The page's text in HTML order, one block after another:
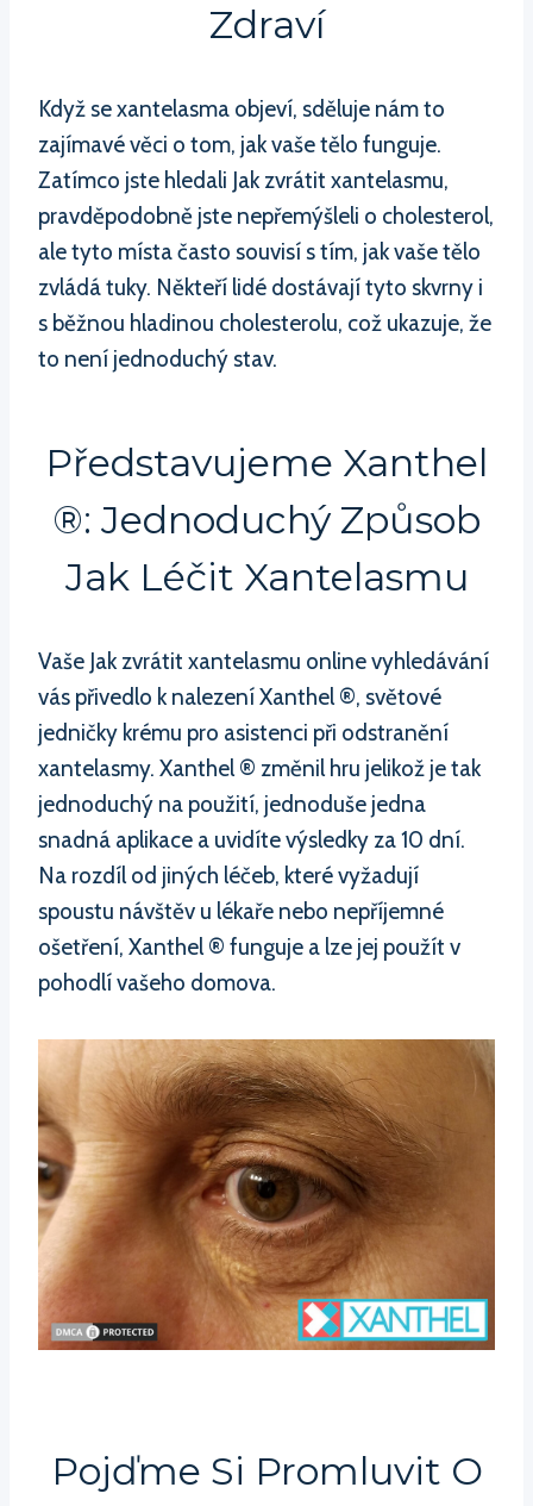
Zdraví
Když se xantelasma objeví, sděluje nám to
zajímavé věci o tom, jak vaše tělo funguje.
Zatímco jste hledali Jak zvrátit xantelasmu,
pravděpodobně jste nepřemýšleli o cholesterol,
ale tyto místa často souvisí s tím, jak vaše tělo
zvládá tuky. Někteří lidé dostávají tyto skvrny i
s běžnou hladinou cholesterolu, což ukazuje, že
to není jednoduchý stav.
Představujeme Xanthel
®: Jednoduchý Způsob
Jak Léčit Xantelasmu
Vaše Jak zvrátit xantelasmu online vyhledávání
vás přivedlo k nalezení Xanthel ®, světové
jedničky krému pro asistenci při odstranění
xantelasmy. Xanthel ® změnil hru jelikož je tak
jednoduchý na použití, jednoduše jedna
snadná aplikace a uvidíte výsledky za 10 dní.
Na rozdíl od jiných léčeb, které vyžadují
spoustu návštěv u lékaře nebo nepříjemné
ošetření, Xanthel ® funguje a lze jej použít v
pohodlí vašeho domova.
Pojďme Si Promluvit O